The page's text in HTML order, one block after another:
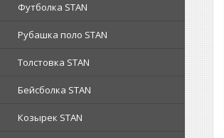
Футболка STAN
Рубашка поло STAN
Толстовка STAN
Бейсболка STAN
Козырек STAN